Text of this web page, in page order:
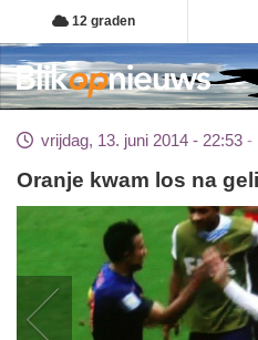
Overslaan
en
naar
de
gaan
12 graden
vrijdag, 13. juni 2014 - 22:53
Oranje kwam los na